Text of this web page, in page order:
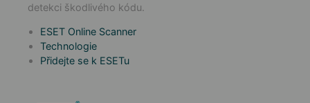
detekci škodlivého kódu.
ESET Online Scanner
Technologie
Přidejte se k ESETu